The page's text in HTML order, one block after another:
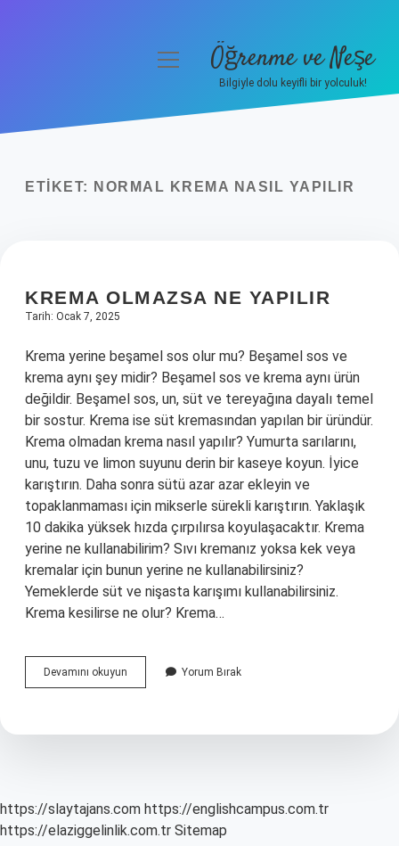
Yasal Uyarı
menüyüÖğrenme ve Neşe
Bilgiyle dolu keyifli bir yolculuk!
ETIKET: NORMAL KREMA NASIL YAPILIR
KREMA OLMAZSA NE YAPILIR
Tarih: Ocak 7, 2025
Krema yerine beşamel sos olur mu? Beşamel sos ve
krema aynı şey midir? Beşamel sos ve krema aynı ürün
değildir. Beşamel sos, un, süt ve tereyağına dayalı temel
bir sostur. Krema ise süt kremasından yapılan bir üründür.
Krema olmadan krema nasıl yapılır? Yumurta sarılarını,
unu, tuzu ve limon suyunu derin bir kaseye koyun. İyice
karıştırın. Daha sonra sütü azar azar ekleyin ve
topaklanmaması için mikserle sürekli karıştırın. Yaklaşık
10 dakika yüksek hızda çırpılırsa koyulaşacaktır. Krema
yerine ne kullanabilirim? Sıvı kremanız yoksa kek veya
kremalar için bunun yerine ne kullanabilirsiniz?
Yemeklerde süt ve nişasta karışımı kullanabilirsiniz.
Krema kesilirse ne olur? Krema…
Devamını okuyun
Olmazsa
Yorum Bırak
https://slaytajans.com https://englishcampus.com.tr
https://elaziggelinlik.com.tr Sitemap